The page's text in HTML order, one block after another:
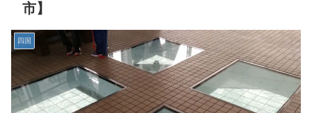
市】
四国